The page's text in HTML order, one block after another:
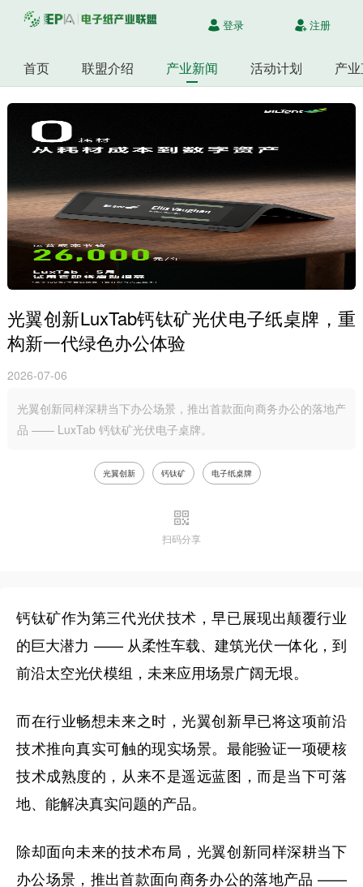
登录 注册
首页 联盟介绍 产业新闻 活动计划 产
光翼创新LuxTab钙钛矿光伏电子纸桌牌，重
构新一代绿色办公体验
2026-07-06
光翼创新同样深耕当下办公场景，推出首款面向商务办公的落地产
品 —— LuxTab 钙钛矿光伏电子桌牌。
光翼创新 钙钛矿 电子纸桌牌
扫码分享
钙钛矿作为第三代光伏技术，早已展现出颠覆行业
的巨大潜力 —— 从柔性车载、建筑光伏一体化，到
前沿太空光伏模组，未来应用场景广阔无垠。
而在行业畅想未来之时，光翼创新早已将这项前沿
技术推向真实可触的现实场景。最能验证一项硬核
技术成熟度的，从来不是遥远蓝图，而是当下可落
地、能解决真实问题的产品。
除却面向未来的技术布局，光翼创新同样深耕当下
办公场景，推出首款面向商务办公的落地产品 ——